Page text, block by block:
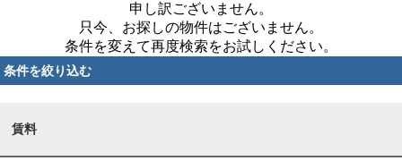
申し訳ございません。
只今、お探しの物件はございません。
条件を変えて再度検索をお試しください。
条件を絞り込む
賃料